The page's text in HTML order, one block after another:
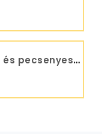
3 égős PB Lángos és pecsenyesütő - BGT-3 LO